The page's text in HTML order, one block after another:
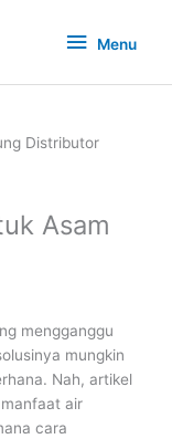
Menu
Menu
Asam
mengganggu
mungkin
Nah, artikel
air
cara